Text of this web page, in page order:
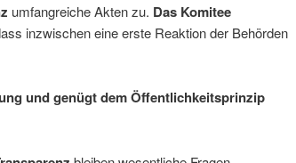
umfangreiche Akten zu. Das Komitee
inzwischen eine erste Reaktion der Behörden
und genügt dem Öffentlichkeitsprinzip